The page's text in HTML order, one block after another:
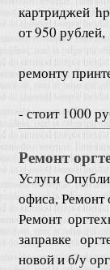
картриджей
от 950 рублей,
ремонту
- стоит 1000
Ремонт
Услуги
офиса, Ремонт
Ремонт
заправке
новой и б/у